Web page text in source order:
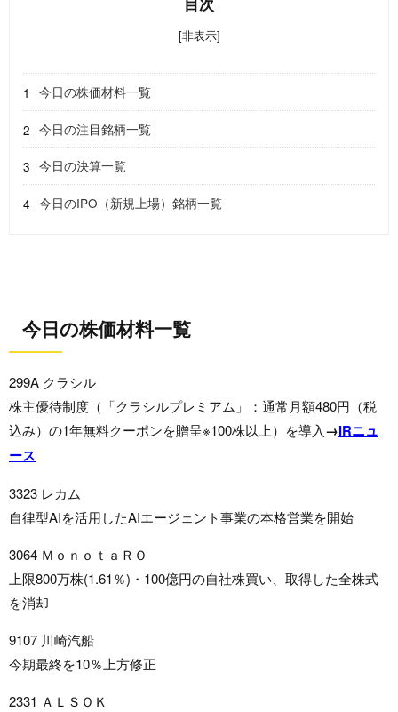
[非表示]
今日の株価材料一覧
今日の注目銘柄一覧
今日の決算一覧
今日のIPO（新規上場）銘柄一覧
今日の株価材料一覧
299A クラシル
株主優待制度（「クラシルプレミアム」：通常月額480円（税
込み）の1年無料クーポンを贈呈※100株以上）を導入→IRニュ
ース
3323 レカム
自律型AIを活用したAIエージェント事業の本格営業を開始
3064 ＭｏｎｏｔａＲＯ
上限800万株(1.61％)・100億円の自社株買い、取得した全株式
を消却
9107 川崎汽船
今期最終を10％上方修正
2331 ＡＬＳＯＫ